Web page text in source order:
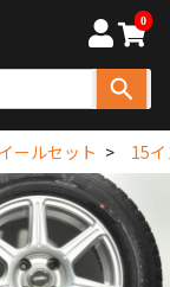
0
ールセット 15